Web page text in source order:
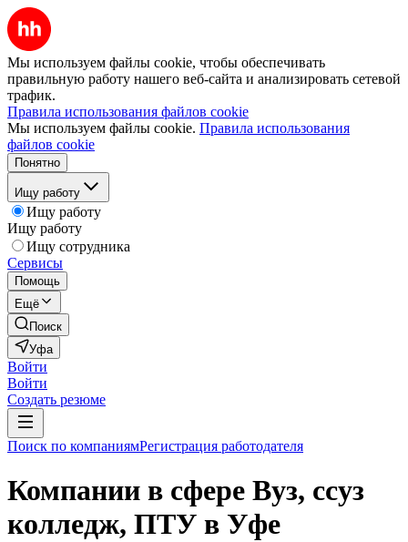
Мы используем файлы cookie, чтобы обеспечивать
правильную работу нашего веб-сайта и анализировать сетевой
трафик.
Правила использования файлов cookie
Мы используем файлы cookie. Правила использования
файлов cookie
Понятно
Ищу работу
Ищу работу
Ищу работу
Ищу сотрудника
Сервисы
Помощь
Ещё
Поиск
Уфа
Войти
Войти
Создать резюме
Поиск по компаниямРегистрация работодателя
Компании в сфере Вуз, ссуз
колледж, ПТУ в Уфе